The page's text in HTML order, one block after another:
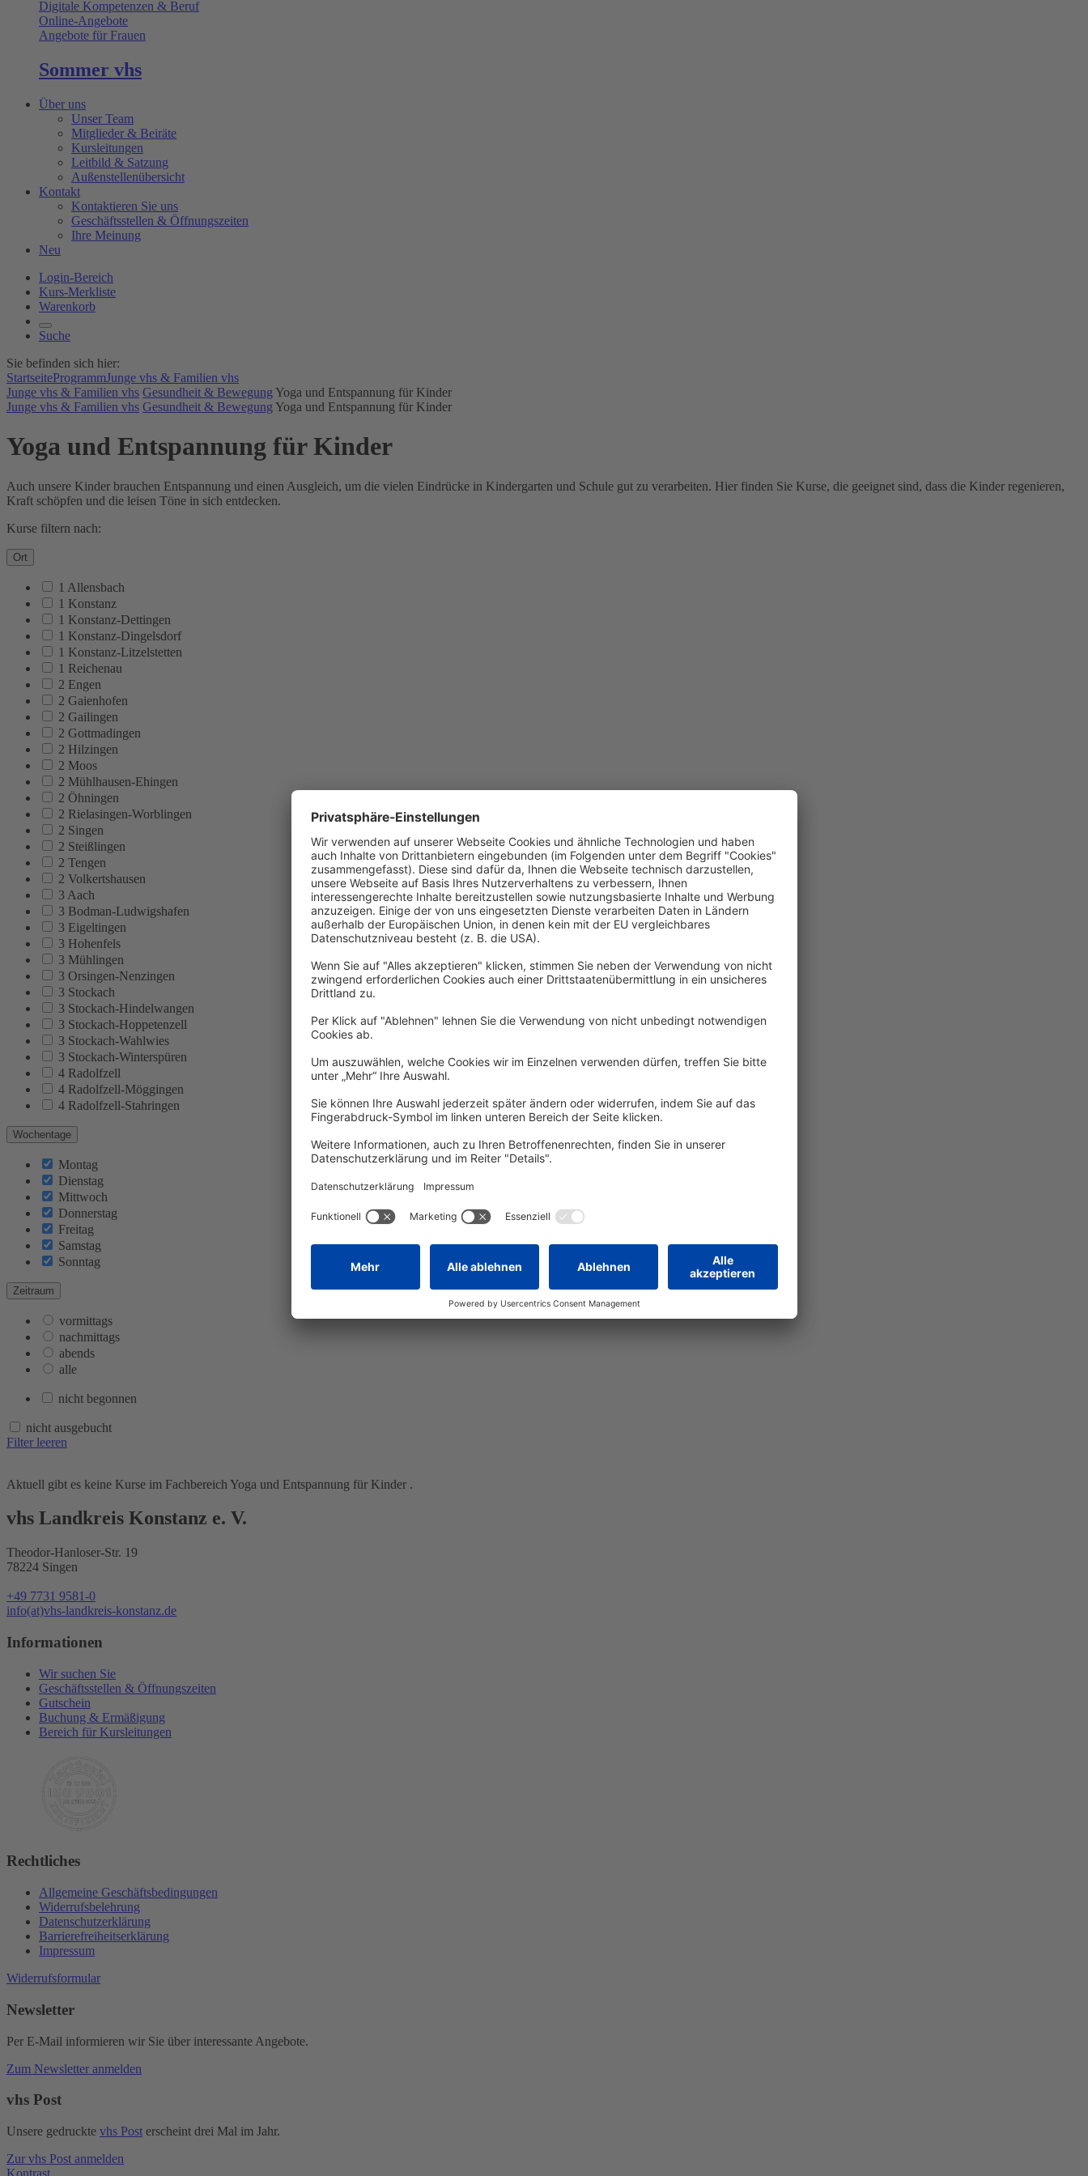
Digitale Kompetenzen & Beruf
Online-Angebote
Angebote für Frauen
Sommer vhs
Über uns
Unser Team
Mitglieder & Beiräte
Kursleitungen
Leitbild & Satzung
Außenstellenübersicht
Kontakt
Kontaktieren Sie uns
Geschäftsstellen & Öffnungszeiten
Ihre Meinung
Neu
Login-Bereich
Kurs-Merkliste
Warenkorb
Suche
Sie befinden sich hier:
StartseiteProgrammJunge vhs & Familien vhs
Junge vhs & Familien vhs Gesundheit & Bewegung Yoga und Entspannung für Kinder
Junge vhs & Familien vhs Gesundheit & Bewegung Yoga und Entspannung für Kinder
Yoga und Entspannung für Kinder
Auch unsere Kinder brauchen Entspannung und einen Ausgleich, um die vielen Eindrücke in Kindergarten und Schule gut zu verarbeiten. Hier finden Sie Kurse, die geeignet sind, dass die Kinder regenieren,
Kraft schöpfen und die leisen Töne in sich entdecken.
Kurse filtern nach:
Ort
1 Allensbach
1 Konstanz
1 Konstanz-Dettingen
1 Konstanz-Dingelsdorf
1 Konstanz-Litzelstetten
1 Reichenau
2 Engen
2 Gaienhofen
2 Gailingen
2 Gottmadingen
2 Hilzingen
2 Moos
2 Mühlhausen-Ehingen
2 Öhningen
2 Rielasingen-Worblingen
2 Singen
2 Steißlingen
2 Tengen
2 Volkertshausen
3 Aach
3 Bodman-Ludwigshafen
3 Eigeltingen
3 Hohenfels
3 Mühlingen
3 Orsingen-Nenzingen
3 Stockach
3 Stockach-Hindelwangen
3 Stockach-Hoppetenzell
3 Stockach-Wahlwies
3 Stockach-Winterspüren
4 Radolfzell
4 Radolfzell-Möggingen
4 Radolfzell-Stahringen
Wochentage
Montag
Dienstag
Mittwoch
Donnerstag
Freitag
Samstag
Sonntag
Zeitraum
vormittags
nachmittags
abends
alle
nicht begonnen
nicht ausgebucht
Filter leeren
Aktuell gibt es keine Kurse im Fachbereich Yoga und Entspannung für Kinder .
vhs Landkreis Konstanz e. V.
Theodor-Hanloser-Str. 19
78224 Singen
+49 7731 9581-0
info(at)vhs-landkreis-konstanz.de
Informationen
Wir suchen Sie
Geschäftsstellen & Öffnungszeiten
Gutschein
Buchung & Ermäßigung
Bereich für Kursleitungen
Rechtliches
Allgemeine Geschäftsbedingungen
Widerrufsbelehrung
Datenschutzerklärung
Barrierefreiheitserklärung
Impressum
Widerrufsformular
Newsletter
Per E-Mail informieren wir Sie über interessante Angebote.
Zum Newsletter anmelden
vhs Post
Unsere gedruckte vhs Post erscheint drei Mal im Jahr.
Zur vhs Post anmelden
Kontrast